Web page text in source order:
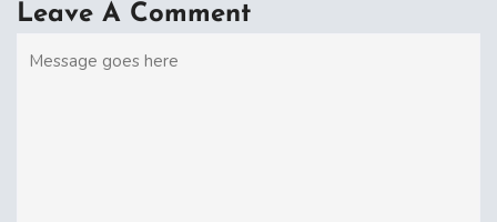
Leave A Comment